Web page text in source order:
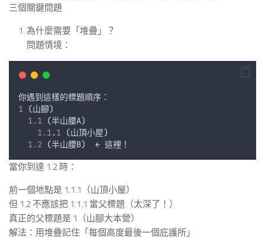
三個關鍵問題
為什麼需要「堆疊」？
問題情境：
你遇到這樣的標題順序 ：
1 (山腳)
1.1 (半山腰A)
1.1.1 (山頂小屋)
1.2 (半山腰B)  ← 這裡 ！
當你到達 1.2 時：
前一個地點是 1.1.1（山頂小屋）
但 1.2 不應該把 1.1.1 當父標題（太深了！）
真正的父標題是 1（山腳大本營）
解法：用堆疊記住「每個高度最後一個庇護所」